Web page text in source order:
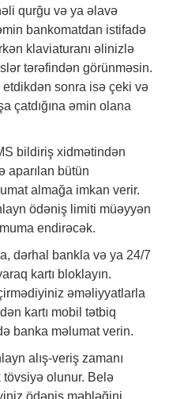
qurğu və ya əlavə
bankomatdan istifadə
klaviaturanı əlinizlə
tərəfindən görünməsin.
sonra isə çeki və
çatdığına əmin olana
bildiriş xidmətindən
aparılan bütün
almağa imkan verir.
ödəniş limiti müəyyən
endirəcək.
dərhal bankla və ya 24/7
kartı bloklayın.
əməliyyatlarla
kartı mobil tətbiq
banka məlumat verin.
alış-veriş zamanı
olunur. Belə